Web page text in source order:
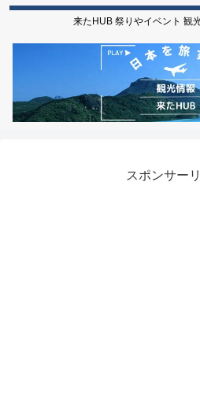
来たHUB 祭りやイベント 観
スポンサー